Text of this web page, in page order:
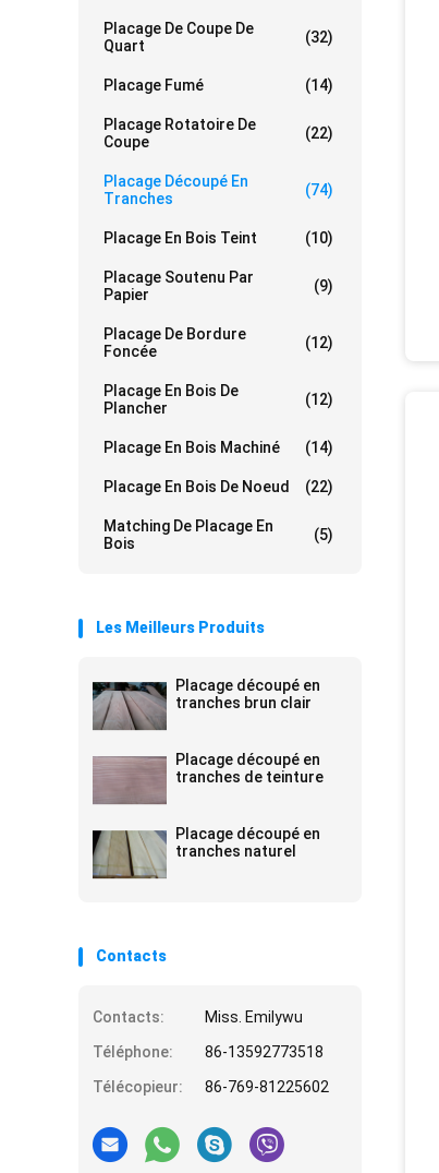
Placage De Coupe De
Quart
(32)
Placage Fumé (14)
Placage Rotatoire De
Coupe
(22)
Placage Découpé En
Tranches
(74)
Placage En Bois Teint (10)
Placage Soutenu Par
Papier
(9)
Placage De Bordure
Foncée
(12)
Placage En Bois De
Plancher
(12)
Placage En Bois Machiné (14)
Placage En Bois De Noeud (22)
Matching De Placage En
Bois
(5)
Les Meilleurs Produits
Placage découpé en
tranches brun clair
Placage découpé en
tranches de teinture
Placage découpé en
tranches naturel
Contacts
Contacts:
Miss. Emilywu
Téléphone:
86-13592773518
Télécopieur:
86-769-81225602